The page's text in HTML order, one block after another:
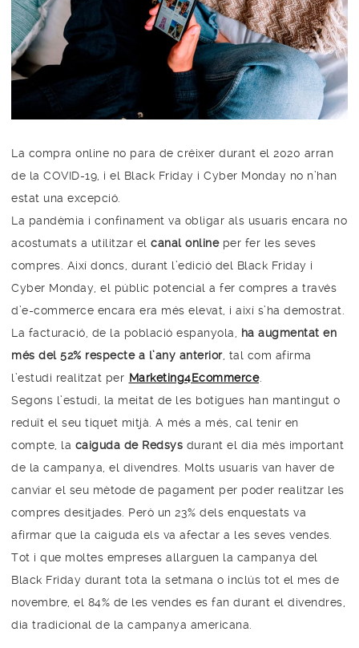
La compra online no para de créixer durant el 2020 arran
de la COVID-19, i el Black Friday i Cyber Monday no n’han
estat una excepció.
La pandèmia i confinament va obligar als usuaris encara no
acostumats a utilitzar el canal onlineper fer les seves
compres. Així doncs, durant l’edició del Black Friday i
Cyber Monday, el públic potencial a fer compres a través
d’e-commerce encara era més elevat, i així s’ha demostrat.
La facturació, de la població espanyola, ha augmentat en
més del 52% respecte a l’any anterior, tal com afirma
l’estudi realitzat per Marketing4Ecommerce
Segons l’estudi, la meitat de les botigues han mantingut o
reduït el seu tiquet mitjà. A més a més, cal tenir en
compte, la caiguda de Redsys durant el dia més important
de la campanya, el divendres. Molts usuaris van haver de
canviar el seu mètode de pagament per poder realitzar les
compres desitjades. Però un 23% dels enquestats va
afirmar que la caiguda els va afectar a les seves vendes.
Tot i que moltes empreses allarguen la campanya del
Black Friday durant tota la setmana o inclús tot el mes de
novembre, el 84% de les vendes es fan durant el divendres,
dia tradicional de la campanya americana.